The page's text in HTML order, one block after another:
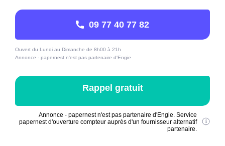
09 77 40 77 82
Ouvert du Lundi au Dimanche de 8h00 à 21h
Annonce - papernest n'est pas partenaire d'Engie
Rappel gratuit
Annonce - papernest n'est pas partenaire d'Engie. Service
papernest d'ouverture compteur auprès d'un fournisseur alternatif
partenaire.